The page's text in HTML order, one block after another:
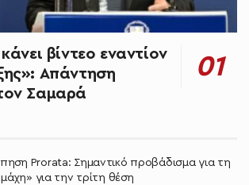
βίντεο εναντίον
Απάντηση
Σαμαρά
Prorata: Σημαντικό προβάδισμα για τη
για την τρίτη θέση